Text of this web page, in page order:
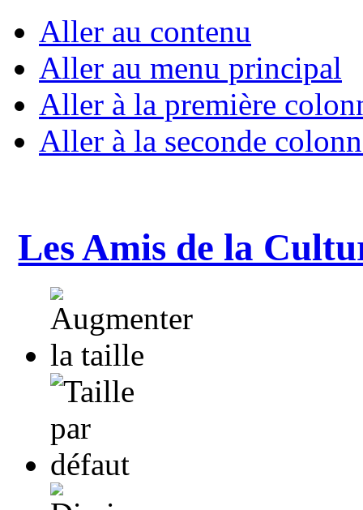
Aller au contenu
Aller au menu principal
Aller à la première
Aller à la seconde
Les Amis de la